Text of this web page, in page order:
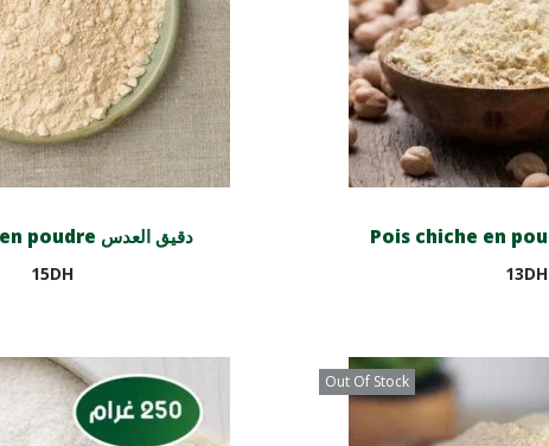
Lentilles en poudre دقيق العدس
15DH
13DH
Out Of Stock